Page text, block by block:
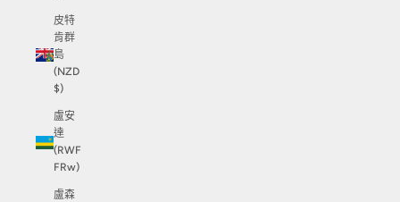
皮特
肯群
島
(NZD
$)
盧安
達
(RWF
FRw)
盧森